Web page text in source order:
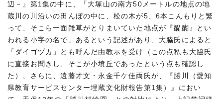
辺－』第1集の中に、「大塚山の南方50メートルの地点の地
蔵川の川沿いの田んぼの中に、松の木が5、6本こんもりと繁
って、そこら一面雑草がとりまいていた地点が『醍醐』とい
われる小字の名で」あるという記述があり、大脇氏によると
「ダイゴヅカ」とも呼んだ由教示を受け（この点私も大脇氏
に直接お聞きし、そこが小墳丘であったという点も確認し
た）、さらに、遠藤才文・永金千ケ佳両氏が、『勝川（愛知
県教育サービスセンター埋蔵文化財報告第1集）』におい